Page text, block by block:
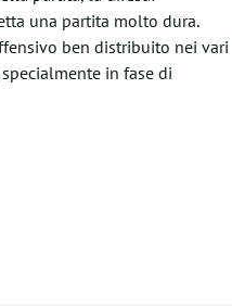
una partita molto dura.
ben distribuito nei vari
in fase di